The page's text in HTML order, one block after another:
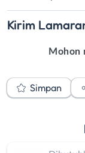
Kirim
Mohon
Simpan